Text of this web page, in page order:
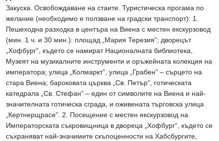
Закуска. Освобождаване на стаите. Туристическа прогама по
желание (необходимо е ползване на градски транспорт): 1.
Пешеходна разходка в центъра на Виена с местен екскурзовод
(мин. 1 ч. и 30 мин.): площад „Мария Терезия”; дворецът
„Хофбург”, където се намират Националната библиотека,
Музеят на музикалните инструменти и оръжейната колекция на
императора; улица „Колмаркт”, улица „Грабен” – сърцето на
стара Виена; бароковата църква „Св. Петър”, готическата
катедрала „Св. Стефан” – един от символите на Виена и най-
значителната готическа сграда, и оживената търговска улица
„Кертнерщрасе”. 2. Посещение с местен екскурзовод на
Императорската съкровищница в двореца „Хофбург“, където се
съхраняват най-значимите скъпоценности на Хабсбургите,